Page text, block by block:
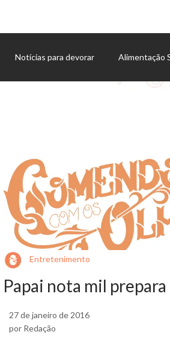
Notícias para devorar Alimentação
Entretenimento
Papai nota mil
27 de janeiro de 2016
por Redação